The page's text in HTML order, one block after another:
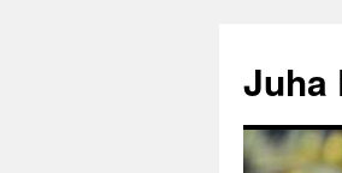
Juha